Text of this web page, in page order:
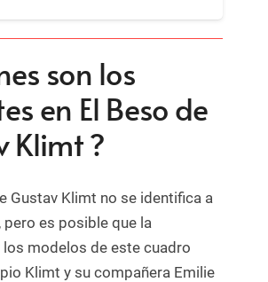
son los
en El Beso de
Klimt ?
Gustav Klimt no se identifica a
pero es posible que la
los modelos de este cuadro
Klimt y su compañera Emilie